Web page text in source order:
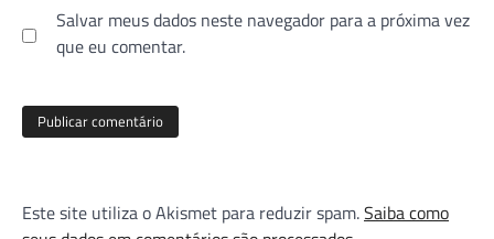
Salvar meus dados neste navegador para a próxima vez
que eu comentar.
Este site utiliza o Akismet para reduzir spam.Saiba como